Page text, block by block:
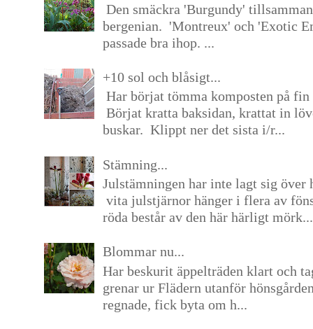
Den smäckra 'Burgundy'
bergenian. 'Montreux' och 'Exotic
passade bra ihop. ...
+10 sol och blåsigt...
Har börjat tömma komposten på
Börjat kratta baksidan, krattat in
buskar. Klippt ner det sista i/r...
Stämning...
Julstämningen har inte lagt sig över
vita julstjärnor hänger i flera av
röda består av den här härligt mörk...
Blommar nu...
Har beskurit äppelträden klart och
grenar ur Flädern utanför
regnade, fick byta om h...